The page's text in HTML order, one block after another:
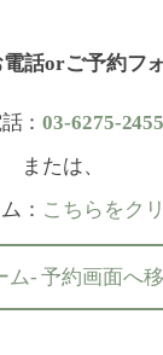
電話orご予約フ
：03-6275-2455
または、
： こちらをク
ム- 予約画面へ